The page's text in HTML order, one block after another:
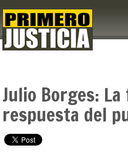
Julio Borges:
respuesta del